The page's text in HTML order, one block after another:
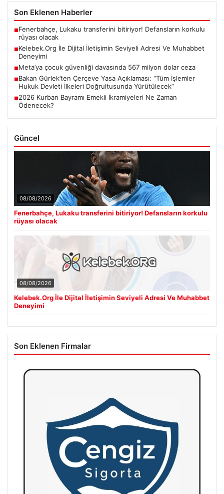
Son Eklenen Haberler
■Fenerbahçe, Lukaku transferini bitiriyor! Defansların korkulu
rüyası olacak
■Kelebek.Org İle Dijital İletişimin Seviyeli Adresi Ve Muhabbet
Deneyimi
■Meta’ya çocuk güvenliği davasında 567 milyon dolar ceza
■Bakan Gürlek’ten Çerçeve Yasa Açıklaması: “Tüm İşlemler
Hukuk Devleti İlkeleri Doğrultusunda Yürütülecek”
■2026 Kurban Bayramı Emekli İkramiyeleri Ne Zaman
Ödenecek?
Güncel
08/08/2026
Fenerbahçe, Lukaku transferini bitiriyor! Defansların korkulu
rüyası olacak
08/08/2026
Kelebek.Org İle Dijital İletişimin Seviyeli Adresi Ve Muhabbet
Deneyimi
Son Eklenen Firmalar